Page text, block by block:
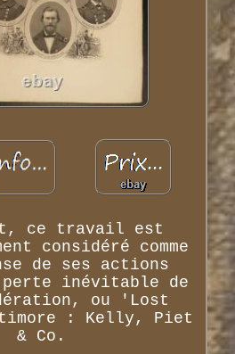
ce travail est
considéré comme
de ses actions
perte inévitable de
ou 'Lost
: Kelly, Piet
& Co.